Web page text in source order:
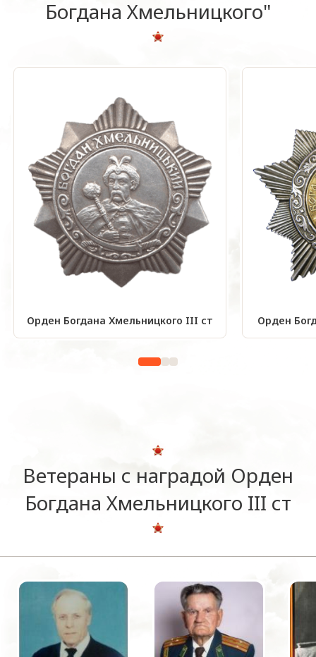
Богдана Хмельницкого"
Орден Богдана Хмельницкого III ст Орден
Ветераны с наградой Орден
Богдана Хмельницкого III ст